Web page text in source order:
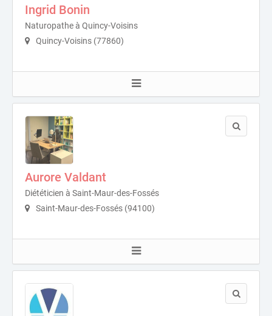
Ingrid Bonin
Naturopathe à Quincy-Voisins
Quincy-Voisins (77860)
Aurore Valdant
Diététicien à Saint-Maur-des-Fossés
Saint-Maur-des-Fossés (94100)